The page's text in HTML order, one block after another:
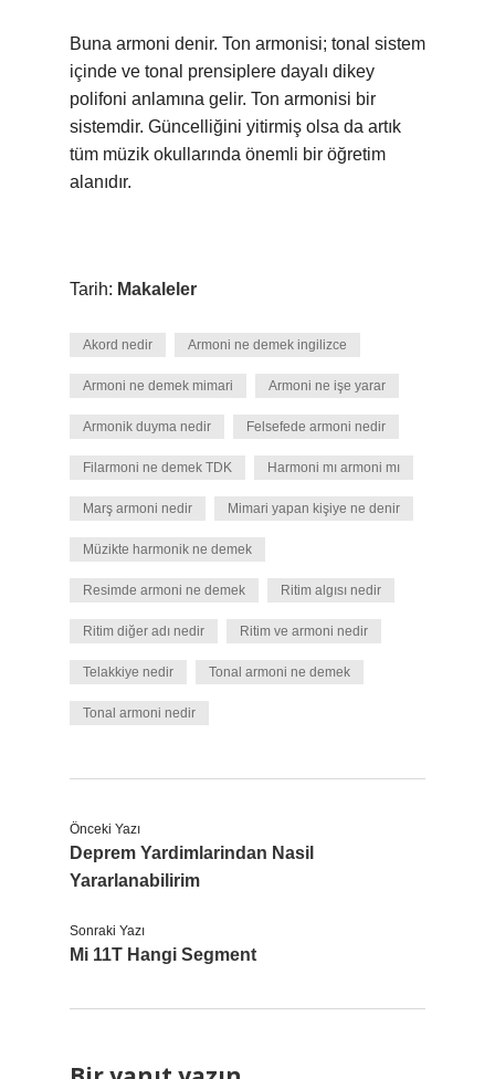
Buna armoni denir. Ton armonisi; tonal sistem
içinde ve tonal prensiplere dayalı dikey
polifoni anlamına gelir. Ton armonisi bir
sistemdir. Güncelliğini yitirmiş olsa da artık
tüm müzik okullarında önemli bir öğretim
alanıdır.
Tarih: Makaleler
Akord nedir Armoni ne demek ingilizce
Armoni ne demek mimari Armoni ne işe yarar
Armonik duyma nedir Felsefede armoni nedir
Filarmoni ne demek TDK Harmoni mı armoni mı
Marş armoni nedir Mimari yapan kişiye ne denir
Müzikte harmonik ne demek
Resimde armoni ne demek Ritim algısı nedir
Ritim diğer adı nedir Ritim ve armoni nedir
Telakkiye nedir Tonal armoni ne demek
Tonal armoni nedir
Önceki Yazı
Deprem Yardimlarindan Nasil
Yararlanabilirim
Sonraki Yazı
Mi 11T Hangi Segment